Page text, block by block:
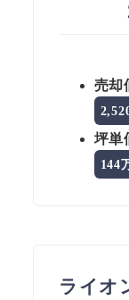
売却
坪単
144
ライオ